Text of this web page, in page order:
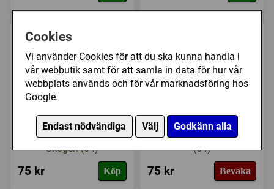
Cookies
Vi använder Cookies för att du ska kunna handla i
vår webbutik samt för att samla in data för hur vår
webbplats används och för vår marknadsföring hos
Google.
Endast nödvändiga Välj Godkänn alla
Peliko: Mumin -
Moomin, Mårran i
Skogen (54)
75 kr Köp
Peliko: Mumin -
Moomin, Stranddag
(54)
75 kr Bevaka